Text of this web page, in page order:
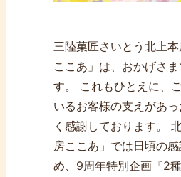
三陸菓匠さいとう北上
ここあ」は、おかげさ
す。 これもひとえに、
いるお客様の支えがあ
く感謝しております。
房ここあ」では日頃の
め、9周年特別企画『2